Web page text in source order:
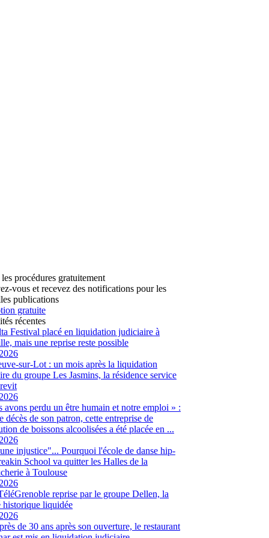
procédures gratuitement
vous et recevez des notifications pour les
publications
gratuite
récentes
Festival placé en liquidation judiciaire à
mais une reprise reste possible
sur-Lot : un mois après la liquidation
du groupe Les Jasmins, la résidence service
avons perdu un être humain et notre emploi » :
décès de son patron, cette entreprise de
de boissons alcoolisées a été placée en ...
injustice"... Pourquoi l'école de danse hip-
School va quitter les Halles de la
à Toulouse
reprise par le groupe Dellen, la
historique liquidée
de 30 ans après son ouverture, le restaurant